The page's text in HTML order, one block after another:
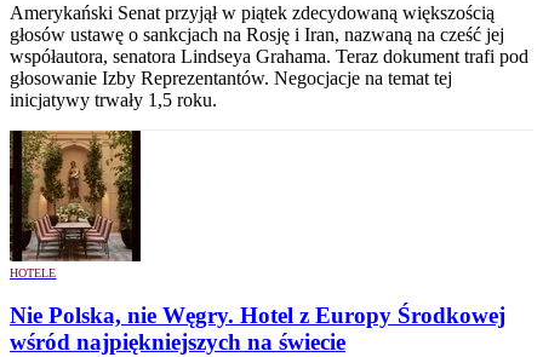
Amerykański Senat przyjął w piątek zdecydowaną większością
głosów ustawę o sankcjach na Rosję i Iran, nazwaną na cześć jej
współautora, senatora Lindseya Grahama. Teraz dokument trafi pod
głosowanie Izby Reprezentantów. Negocjacje na temat tej
inicjatywy trwały 1,5 roku.
HOTELE
Nie Polska, nie Węgry. Hotel z Europy Środkowej
wśród najpiękniejszych na świecie